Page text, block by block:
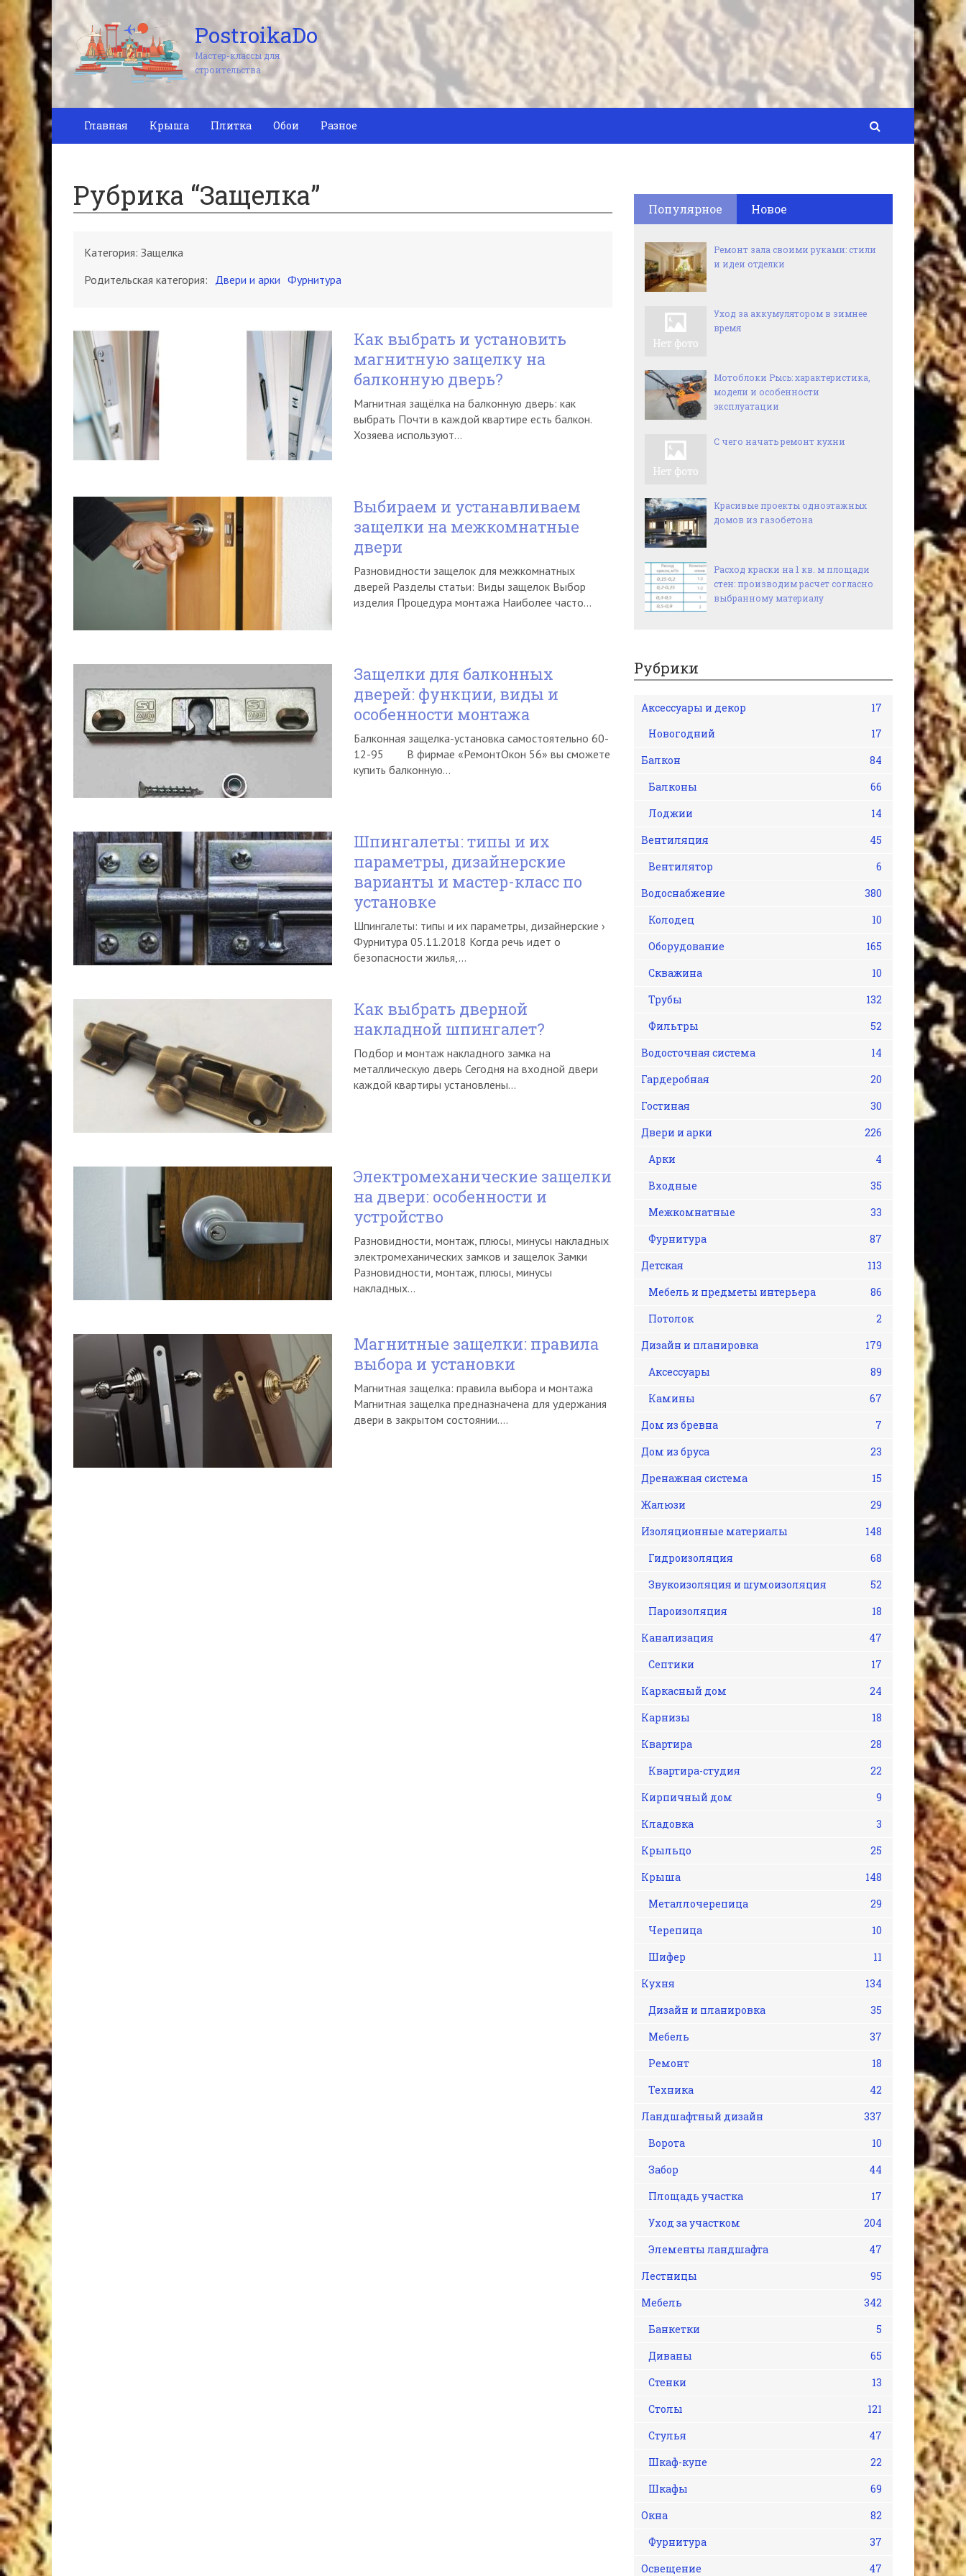
PostroikaDo
Мастер-классы для
строительства
Главная Крыша Плитка Обои Разное
Рубрика “Защелка”
Категория: Защелка
Родительская категория: Двери и арки Фурнитура
Как выбрать и установить
магнитную защелку на
балконную дверь?
Магнитная защёлка на балконную дверь: как
выбрать Почти в каждой квартире есть балкон.
Хозяева используют…
Выбираем и устанавливаем
защелки на межкомнатные
двери
Разновидности защелок для межкомнатных
дверей Разделы статьи: Виды защелок Выбор
изделия Процедура монтажа Наиболее часто…
Защелки для балконных
дверей: функции, виды и
особенности монтажа
Балконная защелка-установка самостоятельно 60-
12-95 В фирмае «РемонтОкон 56» вы сможете
купить балконную…
Шпингалеты: типы и их
параметры, дизайнерские
варианты и мастер-класс по
установке
Шпингалеты: типы и их параметры, дизайнерские ›
Фурнитура 05.11.2018 Когда речь идет о
безопасности жилья,…
Как выбрать дверной
накладной шпингалет?
Подбор и монтаж накладного замка на
металлическую дверь Сегодня на входной двери
каждой квартиры установлены…
Электромеханические защелки
на двери: особенности и
устройство
Разновидности, монтаж, плюсы, минусы накладных
электромеханических замков и защелок Замки
Разновидности, монтаж, плюсы, минусы
накладных…
Магнитные защелки: правила
выбора и установки
Магнитная защелка: правила выбора и монтажа
Магнитная защелка предназначена для удержания
двери в закрытом состоянии….
Популярное Новое
Ремонт зала своими руками: стили
и идеи отделки
Уход за аккумулятором в зимнее
время
Мотоблоки Рысь: характеристика,
модели и особенности
эксплуатации
С чего начать ремонт кухни
Красивые проекты одноэтажных
домов из газобетона
Расход краски на 1 кв. м площади
стен: производим расчет согласно
выбранному материалу
Рубрики
Аксессуары и декор
17
Новогодний
17
Балкон
84
Балконы
66
Лоджии
14
Вентиляция
45
Вентилятор
6
Водоснабжение
380
Колодец
10
Оборудование
165
Скважина
10
Трубы
132
Фильтры
52
Водосточная система
14
Гардеробная
20
Гостиная
30
Двери и арки
226
Арки
4
Входные
35
Межкомнатные
33
Фурнитура
87
Детская
113
Мебель и предметы интерьера
86
Потолок
2
Дизайн и планировка
179
Аксессуары
89
Камины
67
Дом из бревна
7
Дом из бруса
23
Дренажная система
15
Жалюзи
29
Изоляционные материалы
148
Гидроизоляция
68
Звукоизоляция и шумоизоляция
52
Пароизоляция
18
Канализация
47
Септики
17
Каркасный дом
24
Карнизы
18
Квартира
28
Квартира-студия
22
Кирпичный дом
9
Кладовка
3
Крыльцо
25
Крыша
148
Металлочерепица
29
Черепица
10
Шифер
11
Кухня
134
Дизайн и планировка
35
Мебель
37
Ремонт
18
Техника
42
Ландшафтный дизайн
337
Ворота
10
Забор
44
Площадь участка
17
Уход за участком
204
Элементы ландшафта
47
Лестницы
95
Мебель
342
Банкетки
5
Диваны
65
Стенки
13
Столы
121
Стулья
47
Шкаф-купе
22
Шкафы
69
Окна
82
Фурнитура
37
Освещение
47